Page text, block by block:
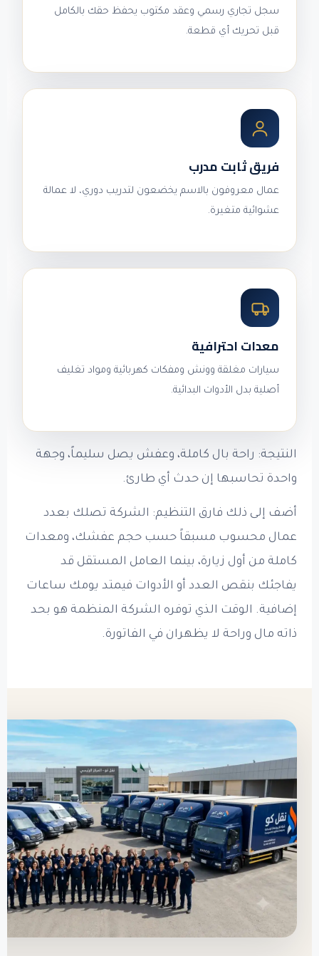
سجل تجاري رسمي وعقد مكتوب يحفظ حقك بالكامل
قبل تحريك أي قطعة.
فريق ثابت مدرب
عمال معروفون بالاسم يخضعون لتدريب دوري، لا عمالة
عشوائية متغيرة.
معدات احترافية
سيارات مغلقة وونش ومفكات كهربائية ومواد تغليف
أصلية بدل الأدوات البدائية.
النتيجة: راحة بال كاملة، وعفش يصل سليماً، وجهة
واحدة تحاسبها إن حدث أي طارئ.
أضف إلى ذلك فارق التنظيم: الشركة تصلك بعدد
عمال محسوب مسبقاً حسب حجم عفشك، ومعدات
كاملة من أول زيارة، بينما العامل المستقل قد
يفاجئك بنقص العدد أو الأدوات فيمتد يومك ساعات
إضافية. الوقت الذي توفره الشركة المنظمة هو بحد
ذاته مال وراحة لا يظهران في الفاتورة.